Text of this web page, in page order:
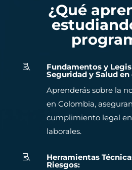
¿Qué
 Fundamentos y
Seguridad y Salud en
Aprenderás sobre la
en Colombia,
cumplimiento legal
laborales.
 Herramientas
Riesgos: